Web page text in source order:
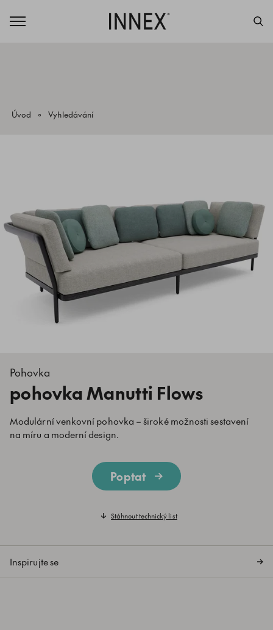
Úvod Vyhledávání
Pohovka
pohovka Manutti Flows
Modulární venkovní pohovka – široké možnosti sestavení
na míru a moderní design.
Poptat
Stáhnout technický list
Inspirujte se